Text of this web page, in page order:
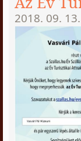
2018. 09. 13.